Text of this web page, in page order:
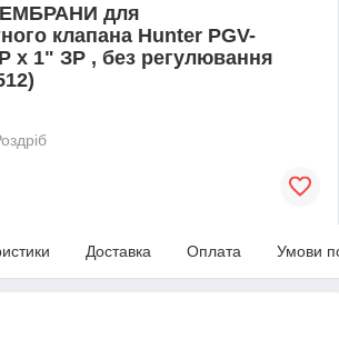
для
клапана Hunter PGV-
х 1" ЗР , без регулювання
Доставка Оплата Умови